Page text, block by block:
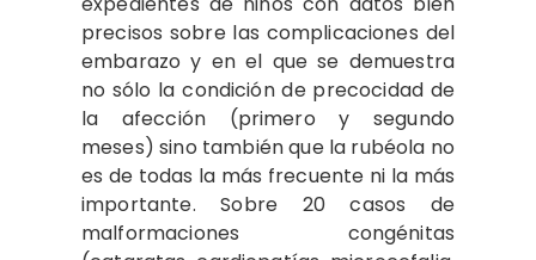
precisos sobre las complicaciones del
embarazo y en el que se demuestra
no sólo la condición de precocidad de
la afección (primero y segundo
meses) sino también que la rubéola no
es de todas la más frecuente ni la más
importante. Sobre 20 casos de
malformaciones congénitas